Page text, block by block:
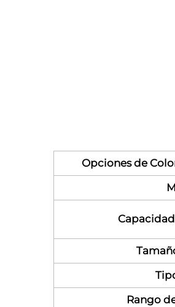
Opciones de
Rango